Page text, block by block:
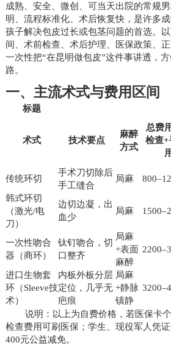
成熟、安全、微创、可当天出院的常规
明、流程标准化、术后恢复快，是许多
孩子解决包皮过长或包茎问题的首选。
间、术前检查、术后护理、医保政策、
一次性把“在昆明做包皮”这件事讲透，
路。
一、主流术式与费用区间
标题
术式 技术要点
麻醉
方式
总费
检查
传统环切
手术刀切除后
手工缝合
局麻
韩式环切
（激光/电
刀）
边切边凝，出
血少
局麻
一次性吻合
器（商环）
钛钉吻合，切
口整齐
局麻
+表面
麻醉
进口生物套
环（Sleeve技
术）
内板外板分层
定位，几乎无
疤痕
局麻
+静脉
镇静
说明：以上为自费价格，若医保卡
检查费用可刷医保；学生、现役军人凭
400元公益减免。